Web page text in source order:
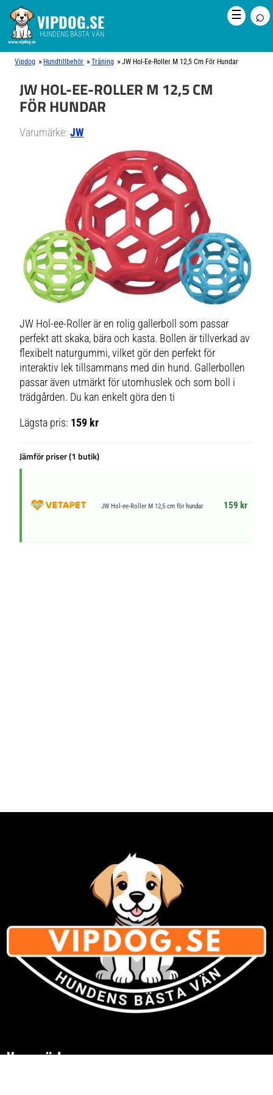
VIPDOG.SE
HUNDENS BÄSTA VÄN
☰ ⌕
Vipdog » Hundtillbehör »Träning »JW Hol-Ee-Roller M 12,5 Cm För Hundar
JW HOL-EE-ROLLER M 12,5 CM
FÖR HUNDAR
Varumärke:JW
JW Hol-ee-Roller är en rolig gallerboll som passar
perfekt att skaka, bära och kasta. Bollen är tillverkad av
flexibelt naturgummi, vilket gör den perfekt för
interaktiv lek tillsammans med din hund. Gallerbollen
passar även utmärkt för utomhuslek och som boll i
trädgården. Du kan enkelt göra den ti
Lägsta pris: 159 kr
Jämför priser (1 butik)
JW Hol-ee-Roller M 12,5 cm för hundar 159 kr
Varumärken